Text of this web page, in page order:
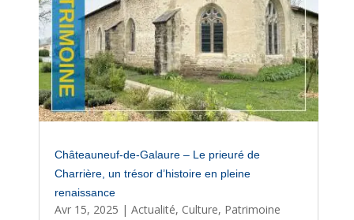
Châteauneuf-de-Galaure – Le prieuré de
Charrière, un trésor d’histoire en pleine
renaissance
Avr 15, 2025 | Actualité, Culture, Patrimoine